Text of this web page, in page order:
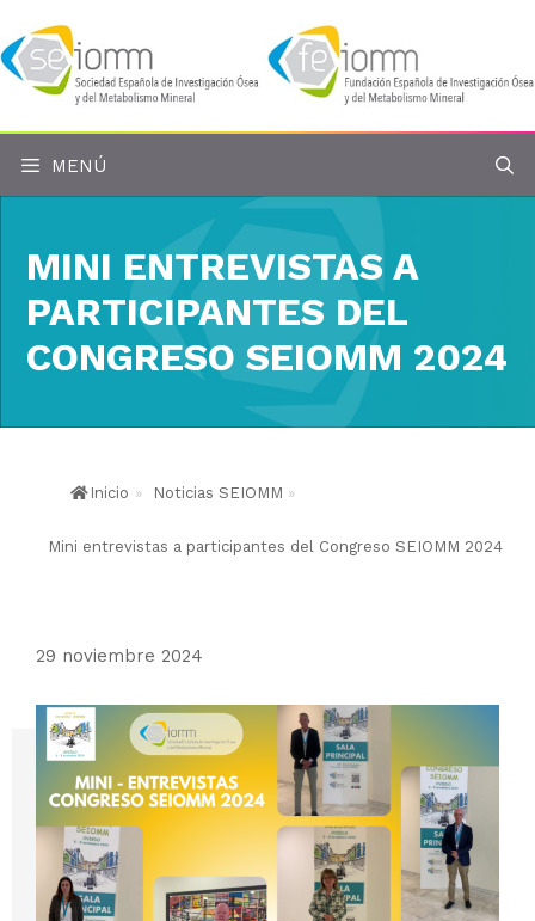
al
contenido
MENÚ
MINI ENTREVISTAS A
PARTICIPANTES DEL
CONGRESO SEIOMM 2024
Inicio » Noticias SEIOMM »
Mini entrevistas a participantes del Congreso SEIOMM 2024
29 noviembre 2024